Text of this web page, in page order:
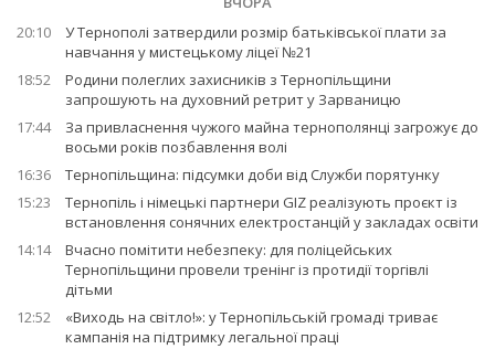
20:10
У Тернополі затвердили розмір батьківської плати за
навчання у мистецькому ліцеї №21
18:52
Родини полеглих захисників з Тернопільщини
запрошують на духовний ретрит у Зарваницю
17:44
За привласнення чужого майна тернополянці загрожує до
восьми років позбавлення волі
16:36
Тернопільщина: підсумки доби від Служби порятунку
15:23
Тернопіль і німецькі партнери GIZ реалізують проєкт із
встановлення сонячних електростанцій у закладах освіти
14:14
Вчасно помітити небезпеку: для поліцейських
Тернопільщини провели тренінг із протидії торгівлі
дітьми
12:52
«Виходь на світло!»: у Тернопільській громаді триває
кампанія на підтримку легальної праці